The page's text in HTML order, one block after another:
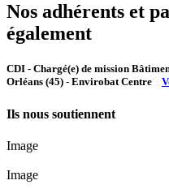
Nos adhérents et
également
CDI - Chargé(e) de mission
Orléans (45) - Envirobat Centre
Ils nous soutiennent
Image
Image